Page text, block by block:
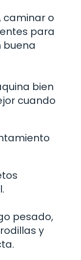
caminar o
para
buena
bien
cuando
pesado,
y